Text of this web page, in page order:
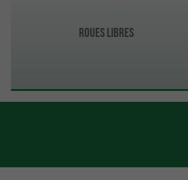
Roues Libres